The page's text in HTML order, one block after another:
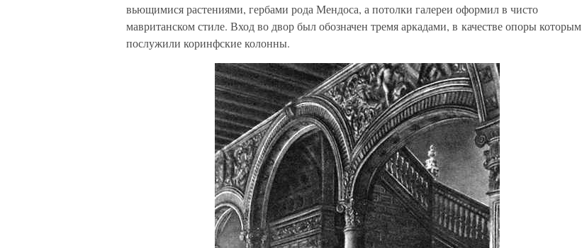
вьющимися растениями, гербами рода Мендоса, а потолки галереи оформил в чисто
мавританском стиле. Вход во двор был обозначен тремя аркадами, в качестве опоры которым
послужили коринфские колонны.